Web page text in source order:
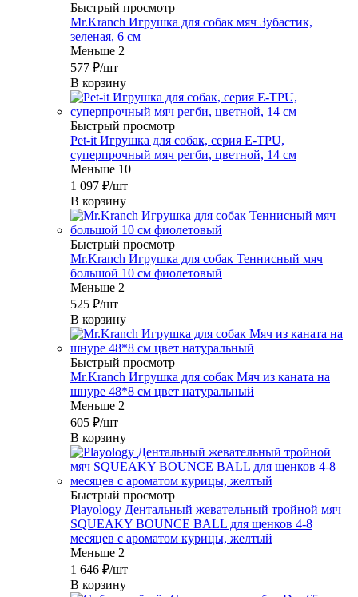
Быстрый просмотр
Mr.Kranch Игрушка для собак мяч Зубастик,
зеленая, 6 см
Меньше 2
577 ₽/шт
В корзину
Быстрый просмотр
Pet-it Игрушка для собак, серия E-TPU,
суперпрочный мяч регби, цветной, 14 см
Меньше 10
1 097 ₽/шт
В корзину
Быстрый просмотр
Mr.Kranch Игрушка для собак Теннисный мяч
большой 10 см фиолетовый
Меньше 2
525 ₽/шт
В корзину
Быстрый просмотр
Mr.Kranch Игрушка для собак Мяч из каната на
шнуре 48*8 см цвет натуральный
Меньше 2
605 ₽/шт
В корзину
Быстрый просмотр
Playology Дентальный жевательный тройной мяч
SQUEAKY BOUNCE BALL для щенков 4-8
месяцев с ароматом курицы, желтый
Меньше 2
1 646 ₽/шт
В корзину